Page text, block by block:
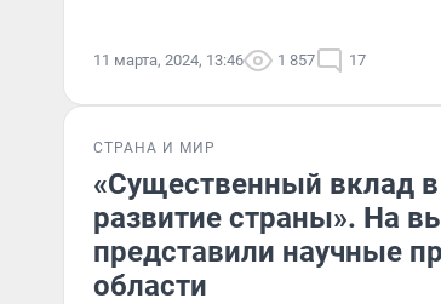
11 марта, 2024, 13:46 1 857 17
СТРАНА И МИР
«Существенный вклад
развитие страны». На
представили научные
области